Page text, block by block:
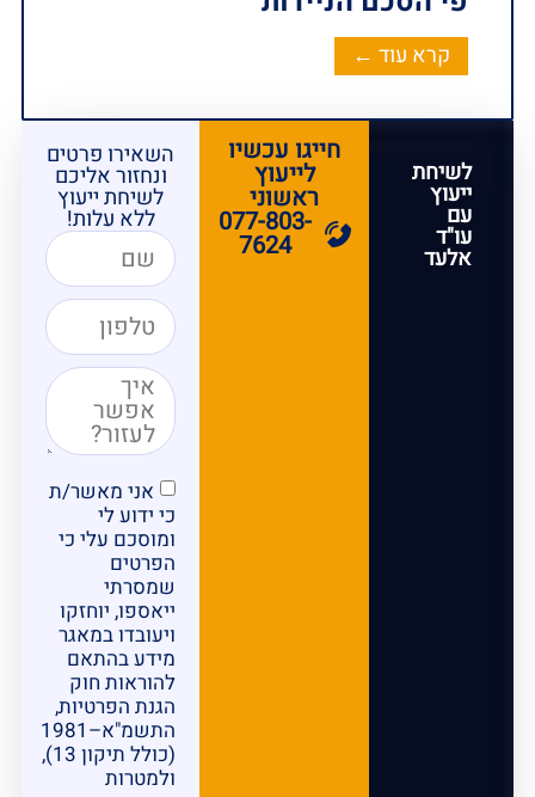
קרא עוד ←
לשיחת
ייעוץ
עם
עו"ד
אלעד
חייגו עכשיו
לייעוץ
ראשוני
077-803-
7624
השאירו פרטים
ונחזור אליכם
לשיחת ייעוץ
ללא עלות!
אני מאשר/ת
כי ידוע לי
ומוסכם עלי כי
הפרטים
שמסרתי
ייאספו, יוחזקו
ויעובדו במאגר
מידע בהתאם
להוראות חוק
הגנת הפרטיות,
התשמ"א–1981
(כולל תיקון 13),
ולמטרות